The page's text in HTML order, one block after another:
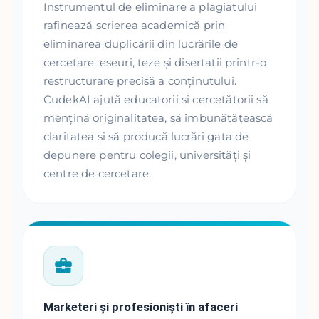
Instrumentul de eliminare a plagiatului
rafinează scrierea academică prin
eliminarea duplicării din lucrările de
cercetare, eseuri, teze și disertații printr-o
restructurare precisă a conținutului.
CudekAI ajută educatorii și cercetătorii să
mențină originalitatea, să îmbunătățească
claritatea și să producă lucrări gata de
depunere pentru colegii, universități și
centre de cercetare.
Marketeri și profesioniști în afaceri